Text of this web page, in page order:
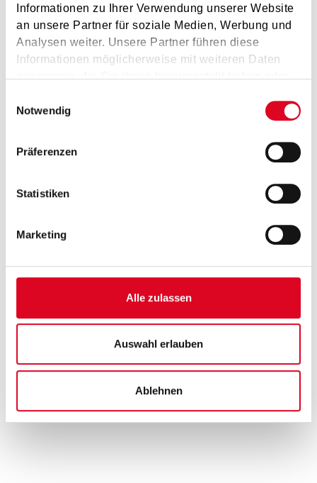
Informationen zu Ihrer Verwendung unserer Website
an unsere Partner für soziale Medien, Werbung und
Analysen weiter. Unsere Partner führen diese
Informationen möglicherweise mit weiteren Daten
zusammen, die Sie ihnen bereitgestellt haben oder
gesammelt haben.
Notwendig
Präferenzen
Statistiken
Marketing
Alle zulassen
Auswahl erlauben
Ablehnen
Absolventenkonzert
03.05.2024